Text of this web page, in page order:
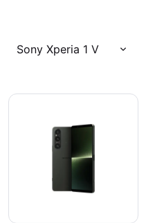
Sony Xperia 1 V